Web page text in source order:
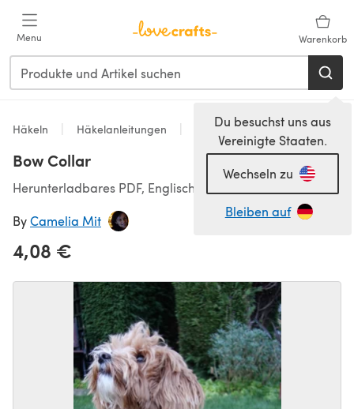
Menu Warenkorb
Du besuchst uns aus
Vereinigte Staaten.
Wechseln zu
Bleiben auf
Häkeln Häkelanleitungen Pet Clothing
Bow Collar
Herunterladbares PDF, Englisch
ByCamelia Mit
4,08 €